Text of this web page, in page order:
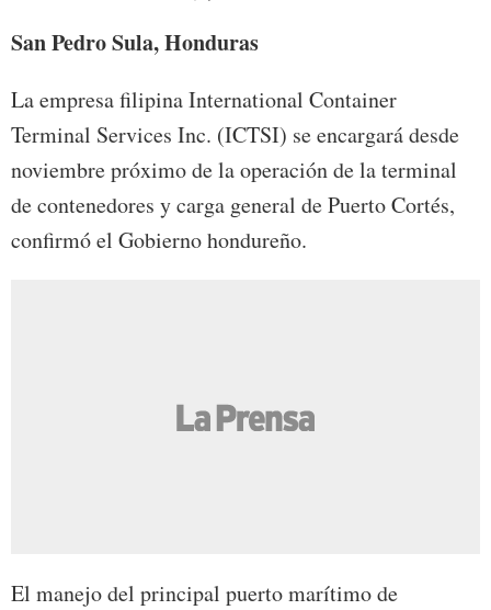
San Pedro Sula, Honduras
La empresa filipina International Container
Terminal Services Inc. (ICTSI) se encargará desde
noviembre próximo de la operación de la terminal
de contenedores y carga general de Puerto Cortés,
confirmó el Gobierno hondureño.
El manejo del principal puerto marítimo de